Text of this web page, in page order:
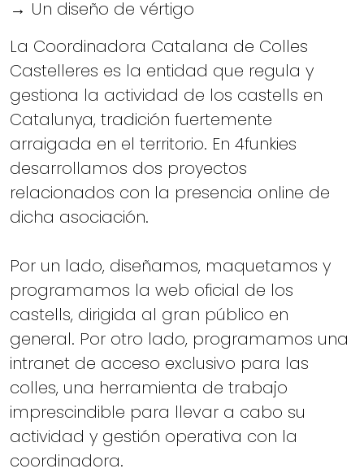
→ Un diseño de vértigo
La Coordinadora Catalana de Colles
Castelleres es la entidad que regula y
gestiona la actividad de los castells en
Catalunya, tradición fuertemente
arraigada en el territorio. En 4funkies
desarrollamos dos proyectos
relacionados con la presencia online de
dicha asociación.
Por un lado, diseñamos, maquetamos y
programamos la web oficial de los
castells, dirigida al gran público en
general. Por otro lado, programamos una
intranet de acceso exclusivo para las
colles, una herramienta de trabajo
imprescindible para llevar a cabo su
actividad y gestión operativa con la
coordinadora.